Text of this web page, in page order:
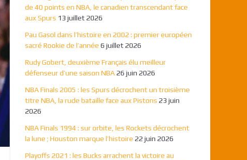
de 40 points en NBA, le canadien transcendant face
aux Spurs 13 juillet 2026
Pau Gasol dans l’histoire en 2002 : premier européen
sacré Rookie de l’année 6 juillet 2026
Rudy Gobert, deuxième Français élu meilleur
défenseur d’une saison NBA26 juin 2026
NBA Finals 2005 : les Spurs décrochent un troisième
titre NBA, la rude bataille face aux Pistons 23 juin
2026
NBA Finals 1994 : sur orbite, les Rockets décrochent
la lune ; Houston marque l’histoire 22 juin 2026
Playoffs 2021 : les Bucks arrachent la victoire au